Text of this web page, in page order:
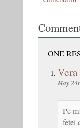
ONE
Vera
May
Pe
fetei